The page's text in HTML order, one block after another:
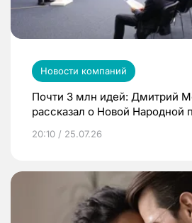
Новости компаний
Почти 3 млн идей: Дмитрий
рассказал о Новой Народной
20:10 / 25.07.26